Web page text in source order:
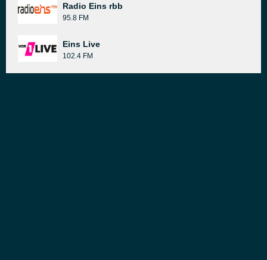
Radio Eins rbb
95.8 FM
Eins Live
102.4 FM